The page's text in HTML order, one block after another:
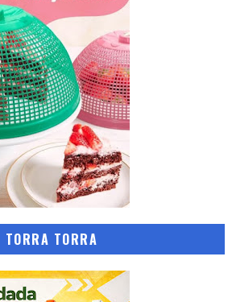
TORRA TORRA